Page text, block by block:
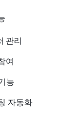
관리
여
능
자동화